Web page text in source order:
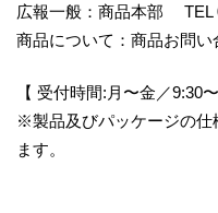
広報一般：商品本部 TEL
商品について：商品お問い
【 受付時間:月〜金／9:30
※製品及びパッケージの仕
ます。